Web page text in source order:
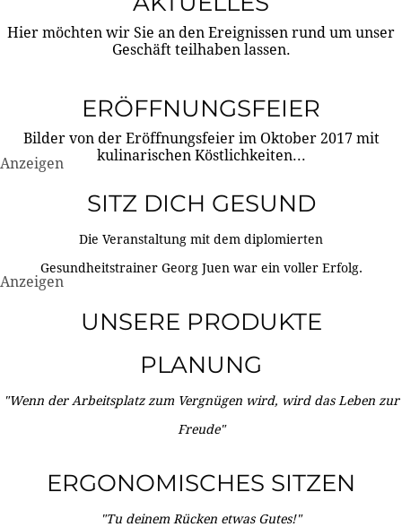
Hier möchten wir Sie an den Ereignissen rund um unser
Geschäft teilhaben lassen.
ERÖFFNUNGSFEIER
Bilder von der Eröffnungsfeier im Oktober 2017 mit
kulinarischen Köstlichkeiten...
Anzeigen
SITZ DICH GESUND
Die Veranstaltung mit dem diplomierten
Gesundheitstrainer Georg Juen war ein voller Erfolg.
Anzeigen
UNSERE PRODUKTE
PLANUNG
"Wenn der Arbeitsplatz zum Vergnügen wird, wird das Leben zur
Freude"
ERGONOMISCHES SITZEN
"Tu deinem Rücken etwas Gutes!"